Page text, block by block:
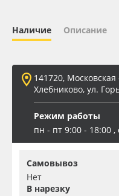
Баннер
Заготовки для
Наличие Описание
141720,
Хлебниково, ул.
Режим работы
пн - пт 9:00 - 18:00 ,
Самовывоз
Нет
В нарезку